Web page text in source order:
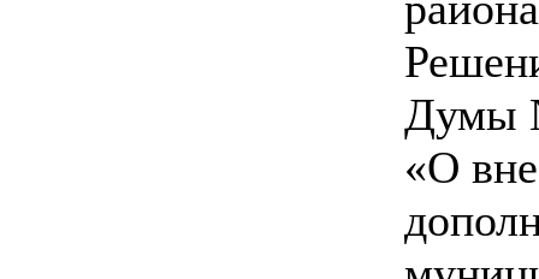
Думы
«О